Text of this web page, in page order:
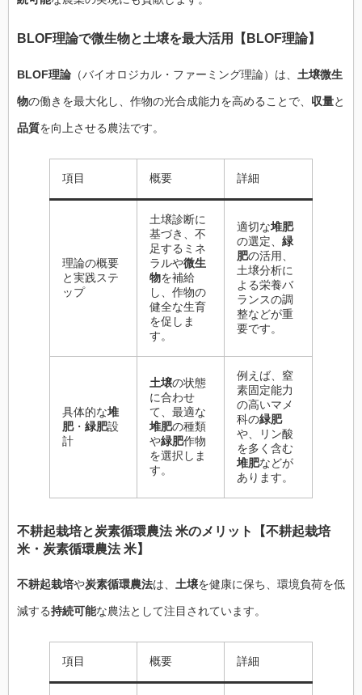
BLOF理論で微生物と土壌を最大活用【BLOF理論】
BLOF理論 （バイオロジカル・ファーミング理論）は、 土壌微生
物の働きを最大化し、作物の光合成能力を高めることで、 収量と
品質を向上させる農法です。
項目 概要 詳細
理論の概要
と実践ステ
ップ
土壌診断に
基づき、不
足するミネ
ラルや微生
物を補給
し、作物の
健全な生育
を促しま
す。
適切な堆肥
の選定、 緑
肥の活用、
土壌分析に
よる栄養バ
ランスの調
整などが重
要です。
具体的な堆
肥・ 緑肥設
計
土壌の状態
に合わせ
て、最適な
堆肥の種類
や緑肥作物
を選択しま
す。
例えば、窒
素固定能力
の高いマメ
科の緑肥
や、リン酸
を多く含む
堆肥などが
あります。
不耕起栽培と炭素循環農法 米のメリット【不耕起栽培
米 ・ 炭素循環農法 米】
不耕起栽培や炭素循環農法は、 土壌を健康に保ち、環境負荷を低
減する持続可能な農法として注目されています。
項目 概要 詳細